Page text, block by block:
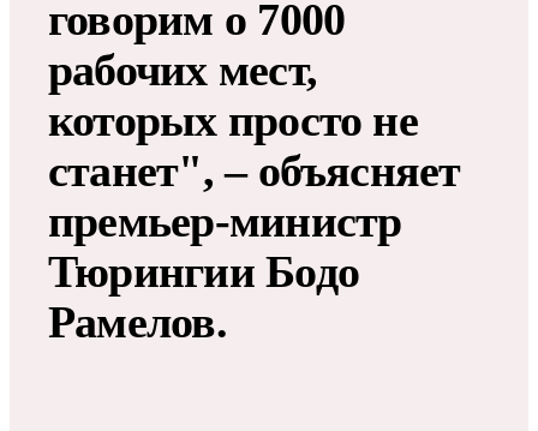
говорим о 7000
рабочих мест,
которых просто не
станет", – объясняет
премьер-министр
Тюрингии Бодо
Рамелов.